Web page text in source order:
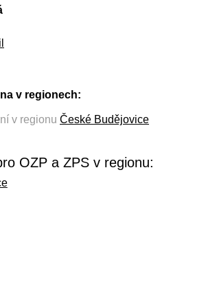
v regionech:
v regionu České Budějovice
OZP a ZPS v regionu: